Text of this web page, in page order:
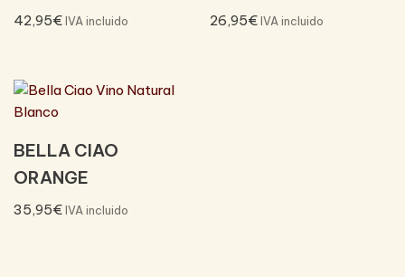
42,95€IVA incluido 26,95€ IVA incluido
BELLA CIAO
ORANGE
35,95€IVA incluido